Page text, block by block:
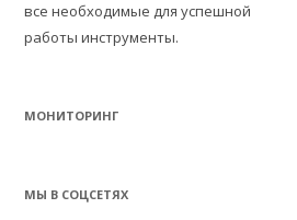
все необходимые для успешной
работы инструменты.
МОНИТОРИНГ
МЫ В СОЦСЕТЯХ